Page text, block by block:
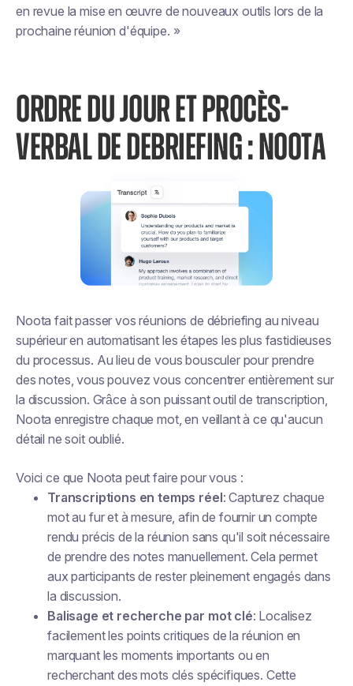
en revue la mise en œuvre de nouveaux outils lors de la
prochaine réunion d'équipe. »
ORDRE DU JOUR ET PROCÈS-
VERBAL DE DEBRIEFING : NOOTA
Noota fait passer vos réunions de débriefing au niveau
supérieur en automatisant les étapes les plus fastidieuses
du processus. Au lieu de vous bousculer pour prendre
des notes, vous pouvez vous concentrer entièrement sur
la discussion. Grâce à son puissant outil de transcription,
Noota enregistre chaque mot, en veillant à ce qu'aucun
détail ne soit oublié.
Voici ce que Noota peut faire pour vous :
Transcriptions en temps réel: Capturez chaque
mot au fur et à mesure, afin de fournir un compte
rendu précis de la réunion sans qu'il soit nécessaire
de prendre des notes manuellement. Cela permet
aux participants de rester pleinement engagés dans
la discussion.
Balisage et recherche par mot clé: Localisez
facilement les points critiques de la réunion en
marquant les moments importants ou en
recherchant des mots clés spécifiques. Cette